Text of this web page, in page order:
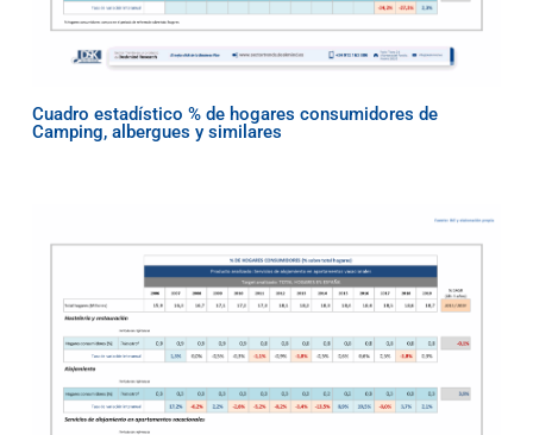
Cuadro estadístico % de hogares consumidores de
Camping, albergues y similares